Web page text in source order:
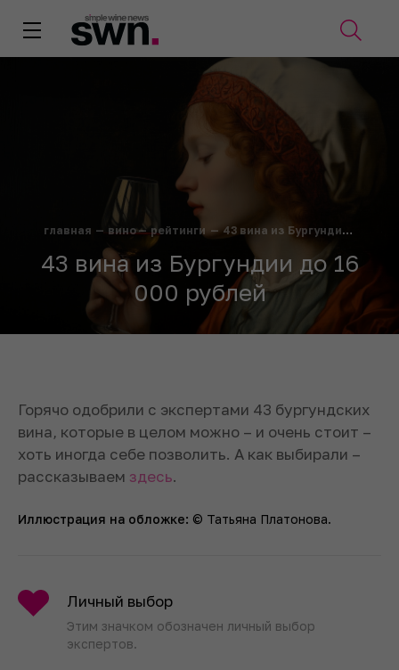
главная — вино— рейтинги — 43 вина из Бургундии до 16 000 рублей
43 вина из Бургундии до 16
000 рублей
Горячо одобрили с экспертами 43 бургундских
вина, которые в целом можно – и очень стоит –
хоть иногда себе позволить. А как выбирали –
рассказываем здесь.
Иллюстрация на обложке: © Татьяна Платонова.
Личный выбор
Этим значком обозначен личный выбор
экспертов.